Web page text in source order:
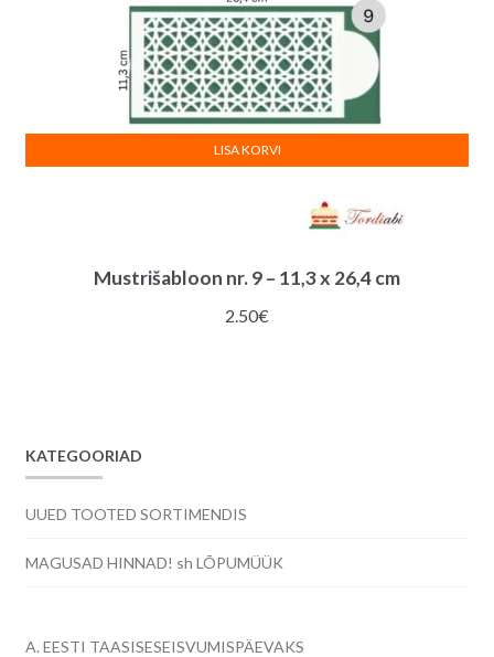
Mustrišabloon nr. 9 – 11,3 x 26,4 cm
2.50€
LISA KORVI
KATEGOORIAD
UUED TOOTED SORTIMENDIS
MAGUSAD HINNAD! sh LÕPUMÜÜK
A. EESTI TAASISESEISVUMISPÄEVAKS